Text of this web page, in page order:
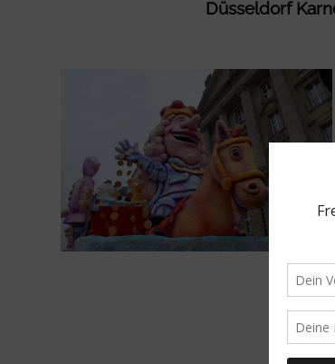
Düsseldorf